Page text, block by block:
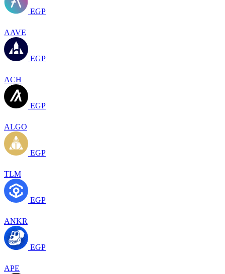
EGP
AAVE
EGP
ACH
EGP
ALGO
EGP
TLM
EGP
ANKR
EGP
APE